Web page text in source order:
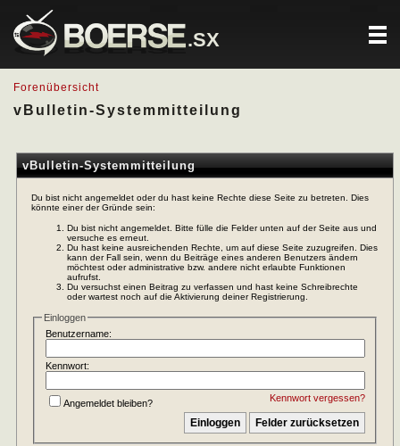
.SX
Forenübersicht
vBulletin-Systemmitteilung
vBulletin-Systemmitteilung
Du bist nicht angemeldet oder du hast keine Rechte diese Seite zu betreten. Dies
könnte einer der Gründe sein:
Du bist nicht angemeldet. Bitte fülle die Felder unten auf der Seite aus und
versuche es erneut.
Du hast keine ausreichenden Rechte, um auf diese Seite zuzugreifen. Dies
kann der Fall sein, wenn du Beiträge eines anderen Benutzers ändern
möchtest oder administrative bzw. andere nicht erlaubte Funktionen
aufrufst.
Du versuchst einen Beitrag zu verfassen und hast keine Schreibrechte
oder wartest noch auf die Aktivierung deiner Registrierung.
Einloggen
Benutzername:
Kennwort:
Kennwort vergessen?
Angemeldet bleiben?